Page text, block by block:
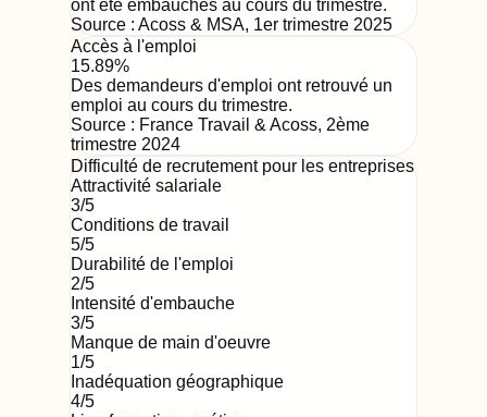
ont été embauchés au cours du trimestre.
Source : Acoss & MSA, 1er trimestre 2025
Accès à l'emploi
15.89%
Des demandeurs d'emploi ont retrouvé un
emploi au cours du trimestre.
Source : France Travail & Acoss, 2ème
trimestre 2024
Difficulté de recrutement pour les entreprises
Attractivité salariale
3/5
Conditions de travail
5/5
Durabilité de l'emploi
2/5
Intensité d'embauche
3/5
Manque de main d'oeuvre
1/5
Inadéquation géographique
4/5